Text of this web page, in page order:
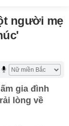
người mẹ
gia đình
lòng về